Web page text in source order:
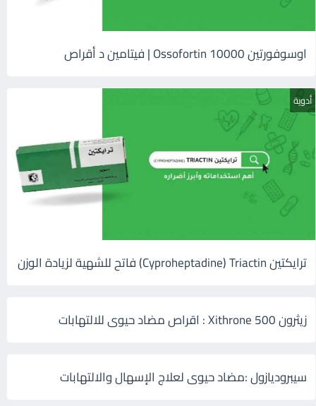
اوسوفورتين 10000 Ossofortin | فيتامين د أقراص
أدوية
ترايكتين Cyproheptadine) Triactin) فاتح للشهية لزيادة الوزن
زيثرون 500 Xithrone : اقراص مضاد حيوى للالتهابات
سيبروديازول :مضاد حيوى لعلاج الإسهال والالتهابات